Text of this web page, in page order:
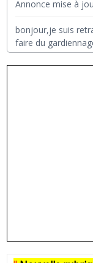
Annonce mise à
bonjour,je suis
faire du